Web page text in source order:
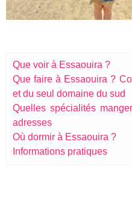
Que voir à Essaouira ?
Que faire à Essaouira ?
et du seul domaine du sud
Quelles spécialités
adresses
Où dormir à Essaouira ?
Informations pratiques